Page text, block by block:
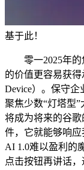
基于此！
零一2025年的
的价值更容易获
Device）。保守
聚焦少数“灯塔型
将成为将来的谷
件，它就能够响
AI 1.0难以盈利的
点击按钮再讲话